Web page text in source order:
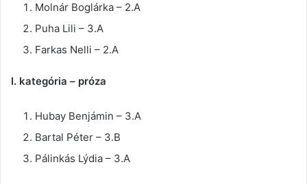
Molnár Boglárka – 2.A
Puha Lili – 3.A
Farkas Nelli – 2.A
I. kategória – próza
Hubay Benjámin – 3.A
Bartal Péter – 3.B
Pálinkás Lýdia – 3.A